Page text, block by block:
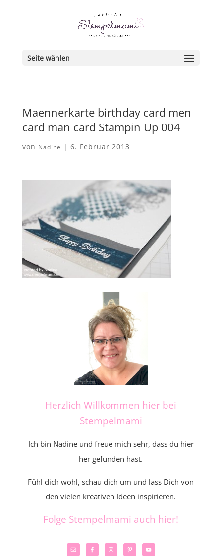
Seite wählen
Maennerkarte birthday card men
card man card Stampin Up 004
von Nadine | 6. Februar 2013
Herzlich Willkommen hier bei
Stempelmami
Ich bin Nadine und freue mich sehr, dass du hier
her gefunden hast.
Fühl dich wohl, schau dich um und lass Dich von
den vielen kreativen Ideen inspirieren.
Folge Stempelmami auch hier!